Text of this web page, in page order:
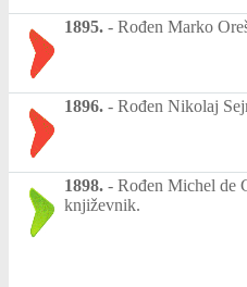
1895. - Rođen Marko
1896. - Rođen Nikolaj
1898. - Rođen Michel de
književnik.